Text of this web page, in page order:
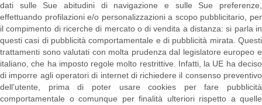
dati sulle Sue abitudini di navigazione e sulle Sue preferenze,
effettuando profilazioni e/o personalizzazioni a scopo pubblicitario, per
il compimento di ricerche di mercato o di vendita a distanza: si parla in
questi casi di pubblicità comportamentale e di pubblicità mirata. Questi
trattamenti sono valutati con molta prudenza dal legislatore europeo e
italiano, che ha imposto regole molto restrittive. Infatti, la UE ha deciso
di imporre agli operatori di internet di richiedere il consenso preventivo
dell’utente, prima di poter usare cookies per fare pubblicità
comportamentale o comunque per finalità ulteriori rispetto a quelle